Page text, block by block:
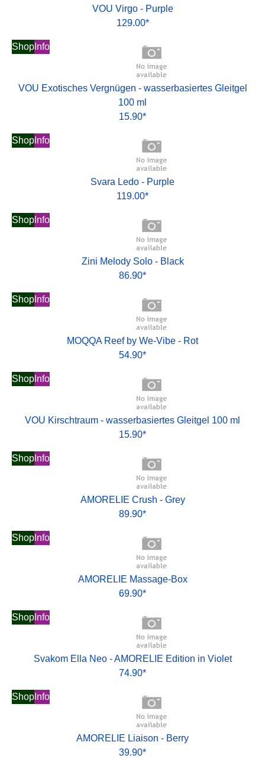
VOU Virgo - Purple
129.00*
Shop Info
VOU Exotisches Vergnügen - wasserbasiertes Gleitgel
100 ml
15.90*
Shop Info
Svara Ledo - Purple
119.00*
Shop Info
Zini Melody Solo - Black
86.90*
Shop Info
MOQQA Reef by We-Vibe - Rot
54.90*
Shop Info
VOU Kirschtraum - wasserbasiertes Gleitgel 100 ml
15.90*
Shop Info
AMORELIE Crush - Grey
89.90*
Shop Info
AMORELIE Massage-Box
69.90*
Shop Info
Svakom Ella Neo - AMORELIE Edition in Violet
74.90*
Shop Info
AMORELIE Liaison - Berry
39.90*